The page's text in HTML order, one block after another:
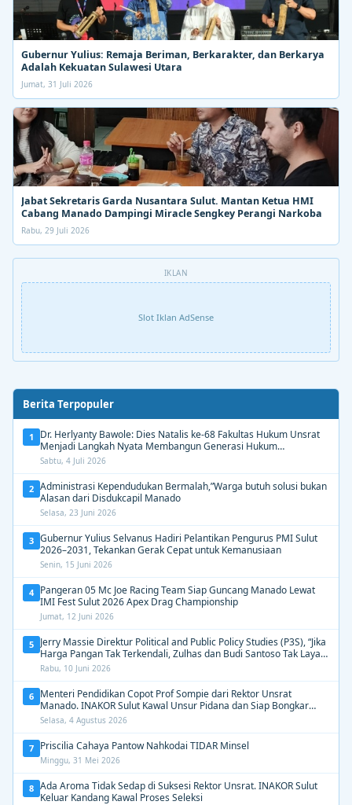
Gubernur Yulius: Remaja Beriman, Berkarakter, dan Berkarya
Adalah Kekuatan Sulawesi Utara
Jumat, 31 Juli 2026
Jabat Sekretaris Garda Nusantara Sulut. Mantan Ketua HMI
Cabang Manado Dampingi Miracle Sengkey Perangi Narkoba
Rabu, 29 Juli 2026
IKLAN
Slot Iklan AdSense
Berita Terpopuler
1
Dr. Herlyanty Bawole: Dies Natalis ke-68 Fakultas Hukum Unsrat
Menjadi Langkah Nyata Membangun Generasi Hukum
Berdampak
Sabtu, 4 Juli 2026
2 Administrasi Kependudukan Bermalah,”Warga butuh solusi bukan
Alasan dari Disdukcapil Manado
Selasa, 23 Juni 2026
3 Gubernur Yulius Selvanus Hadiri Pelantikan Pengurus PMI Sulut
2026–2031, Tekankan Gerak Cepat untuk Kemanusiaan
Senin, 15 Juni 2026
4 Pangeran 05 Mc Joe Racing Team Siap Guncang Manado Lewat
IMI Fest Sulut 2026 Apex Drag Championship
Jumat, 12 Juni 2026
5 Jerry Massie Direktur Political and Public Policy Studies (P3S), “Jika
Harga Pangan Tak Terkendali, Zulhas dan Budi Santoso Tak Layak
Dipertahankan”
Rabu, 10 Juni 2026
6 Menteri Pendidikan Copot Prof Sompie dari Rektor Unsrat
Manado. INAKOR Sulut Kawal Unsur Pidana dan Siap Bongkar
Aroma Busuk di Suksesi Rektor
Selasa, 4 Agustus 2026
7 Priscilia Cahaya Pantow Nahkodai TIDAR Minsel
Minggu, 31 Mei 2026
8 Ada Aroma Tidak Sedap di Suksesi Rektor Unsrat. INAKOR Sulut
Keluar Kandang Kawal Proses Seleksi